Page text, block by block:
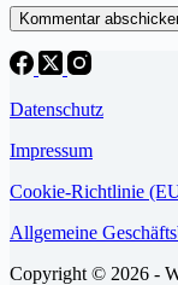
Kommentar
Datenschutz
Impressum
Cookie-Richtlinie
Allgemeine
Copyright © 2026 -